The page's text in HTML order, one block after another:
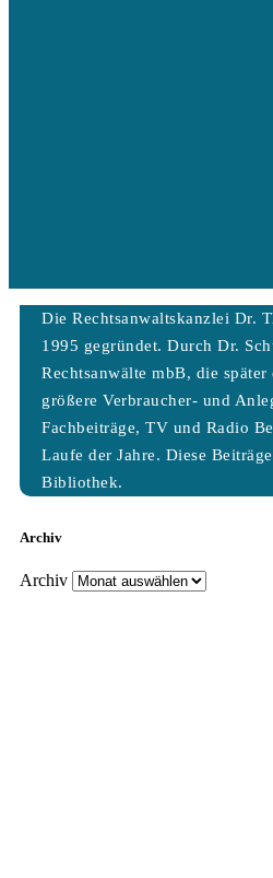
Die Rechtsanwaltskanzlei Dr.
1995 gegründet. Durch Dr.
Rechtsanwälte mbB, die
größere Verbraucher- und
Fachbeiträge, TV und Radio
Laufe der Jahre. Diese
Bibliothek.
Archiv
Archiv